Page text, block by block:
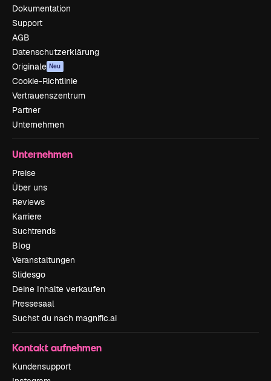
Dokumentation
Support
AGB
Datenschutzerklärung
Originale Neu
Cookie-Richtlinie
Vertrauenszentrum
Partner
Unternehmen
Unternehmen
Preise
Über uns
Reviews
Karriere
Suchtrends
Blog
Veranstaltungen
Slidesgo
Deine Inhalte verkaufen
Pressesaal
Suchst du nach magnific.ai
Kontakt aufnehmen
Kundensupport